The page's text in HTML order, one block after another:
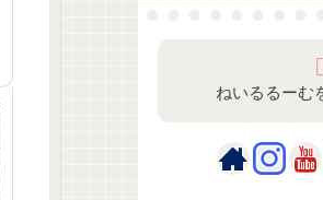
ねいるるーむ